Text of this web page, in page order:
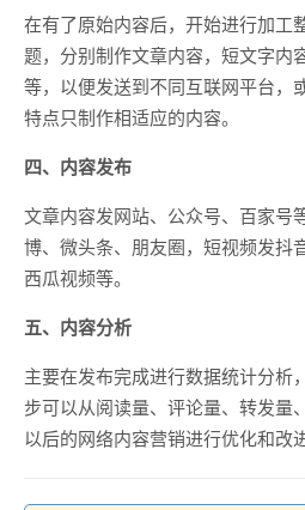
在有了原始内容后，开始进行加工
题，分别制作文章内容，短文字内
等，以便发送到不同互联网平台，
特点只制作相适应的内容。
四、内容发布
文章内容发网站、公众号、百家号
博、微头条、朋友圈，短视频发抖
西瓜视频等。
五、内容分析
主要在发布完成进行数据统计分析
步可以从阅读量、评论量、转发量
以后的网络内容营销进行优化和改进